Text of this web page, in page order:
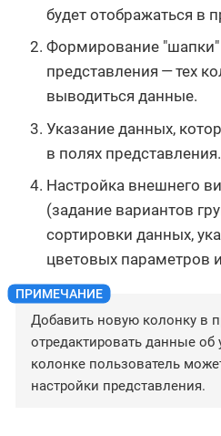
будет отображаться в
Формирование "шапки"
представления — тех
выводиться данные.
Указание данных,
в полях представления.
Настройка внешнего
(задание вариантов
сортировки данных,
цветовых параметров
Добавить новую колонку в
отредактировать данные
колонке пользователь
настройки представления.